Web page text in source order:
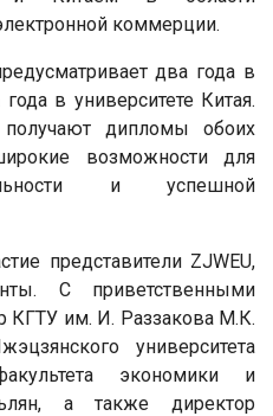
коммерции.
два года в
в университете Китая.
дипломы обоих
возможности для
и успешной
представители ZJWEU,
С приветственными
КГТУ им. И. Раззакова М.К.
университета
экономики и
а также директор